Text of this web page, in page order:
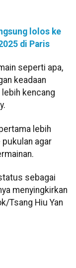
lolos ke
di Paris
seperti apa,
keadaan
lebih kencang
lebih
agar
sebagai
menyingkirkan
Tsang Hiu Yan